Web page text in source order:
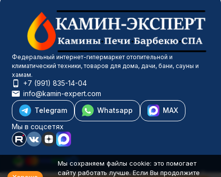
Федеральный интернет-гипермаркет отопительной и
климатический техники, товаров для дома, дачи, бани, сауны и
хамам.
+7 (991) 835-14-04
info@kamin-expert.com
Telegram
Whatsapp
MAX
Мы в соцсетях
Каталог товаров
Мы сохраняем файлы cookie: это помогает
сайту работать лучше. Если Вы продолжите